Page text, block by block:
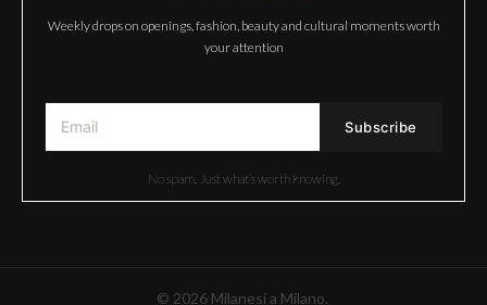
Weekly drops on openings, fashion, beauty and cultural moments worth
your attention
No spam. Just what’s worth knowing.
© 2026 Milanesi a Milano.